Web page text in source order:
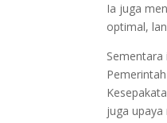
Ia juga
optimal,
juga